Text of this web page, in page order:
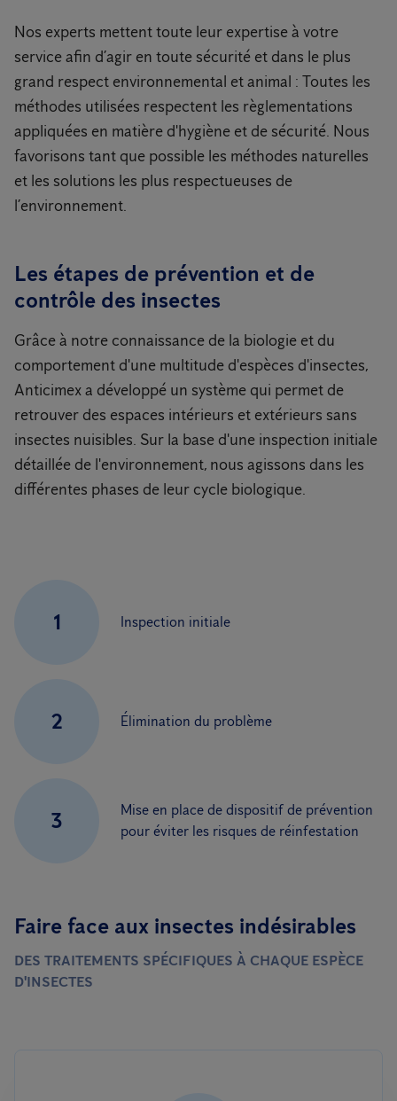
Nos experts mettent toute leur expertise à votre
service afin d’agir en toute sécurité et dans le plus
grand respect environnemental et animal : Toutes les
méthodes utilisées respectent les règlementations
appliquées en matière d'hygiène et de sécurité. Nous
favorisons tant que possible les méthodes naturelles
et les solutions les plus respectueuses de
l’environnement.
Les étapes de prévention et de
contrôle des insectes
Grâce à notre connaissance de la biologie et du
comportement d'une multitude d'espèces d'insectes,
Anticimex a développé un système qui permet de
retrouver des espaces intérieurs et extérieurs sans
insectes nuisibles. Sur la base d'une inspection initiale
détaillée de l'environnement, nous agissons dans les
différentes phases de leur cycle biologique.
1 Inspection initiale
2 Élimination du problème
3
Mise en place de dispositif de prévention
pour éviter les risques de réinfestation
Faire face aux insectes indésirables
DES TRAITEMENTS SPÉCIFIQUES À CHAQUE ESPÈCE
D'INSECTES